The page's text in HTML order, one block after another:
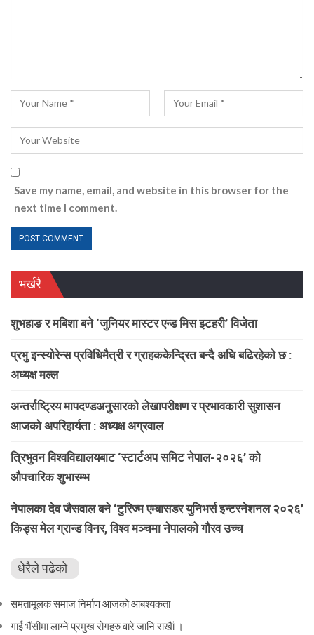
Save my name, email, and website in this browser for the
next time I comment.
भर्खरै
शुभहाङ र मबिशा बने ‘जुनियर मास्टर एन्ड मिस इटहरी’ विजेता
प्रभु इन्स्योरेन्स प्रविधिमैत्री र ग्राहककेन्द्रित बन्दै अघि बढिरहेको छ :
अध्यक्ष मल्ल
अन्तर्राष्ट्रिय मापदण्डअनुसारको लेखापरीक्षण र प्रभावकारी सुशासन
आजको अपरिहार्यता : अध्यक्ष अग्रवाल
त्रिभुवन विश्वविद्यालयबाट ‘स्टार्टअप समिट नेपाल-२०२६’ को
औपचारिक शुभारम्भ
नेपालका देव जैसवाल बने ‘टुरिज्म एम्बासडर युनिभर्स इन्टरनेशनल २०२६’
किड्स मेल ग्रान्ड विनर, विश्व मञ्चमा नेपालको गौरव उच्च
धेरैले पढेको
समतामूलक समाज निर्माण आजको आबश्यकता
गाई भैंसीमा लाग्ने प्रमुख रोगहरु वारे जानि राखैां ।